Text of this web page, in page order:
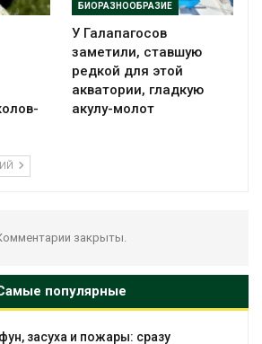
БИОРАЗНООБРАЗИЕ
У Галапагосов
заметили, ставшую
редкой для этой
акватории, гладкую
акулу-молот
закрыты.
популярные
засуха и пожары: сразу